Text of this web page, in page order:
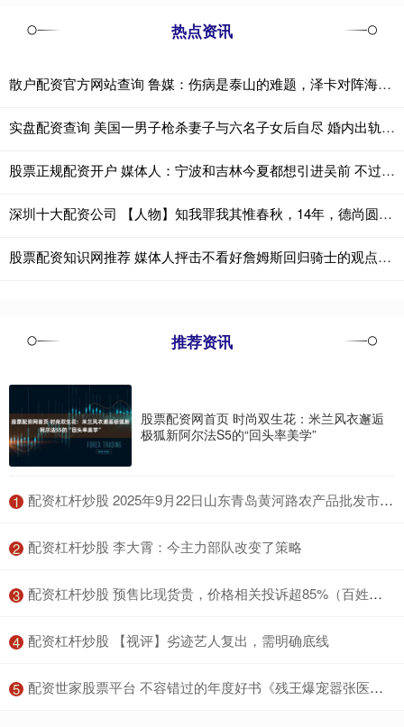
热点资讯
散户配资官方网站查询 鲁媒：伤病是泰山的难题，泽卡对阵海港被换下因内收肌发紧
实盘配资查询 美国一男子枪杀妻子与六名子女后自尽 婚内出轨引发悲剧
股票正规配资开户 媒体人：宁波和吉林今夏都想引进吴前 不过后者更想一人一城
深圳十大配资公司 【人物】知我罪我其惟春秋，14年，德尚圆满，也意难平
股票配资知识网推荐 媒体人抨击不看好詹姆斯回归骑士的观点：聪明的球员总能解决问题
推荐资讯
股票配资网首页 时尚双生花：米兰风衣邂逅
极狐新阿尔法S5的“回头率美学”
1 ​配资杠杆炒股 2025年9月22日山东青岛黄河路农产品批发市场价格行情
2 ​配资杠杆炒股 李大霄：今主力部队改变了策略
3 ​配资杠杆炒股 预售比现货贵，价格相关投诉超85%（百姓关注）
4 ​配资杠杆炒股 【视评】劣迹艺人复出，需明确底线
5 ​配资世家股票平台 不容错过的年度好书《残王爆宠嚣张医妃》，让你入坑不后悔！